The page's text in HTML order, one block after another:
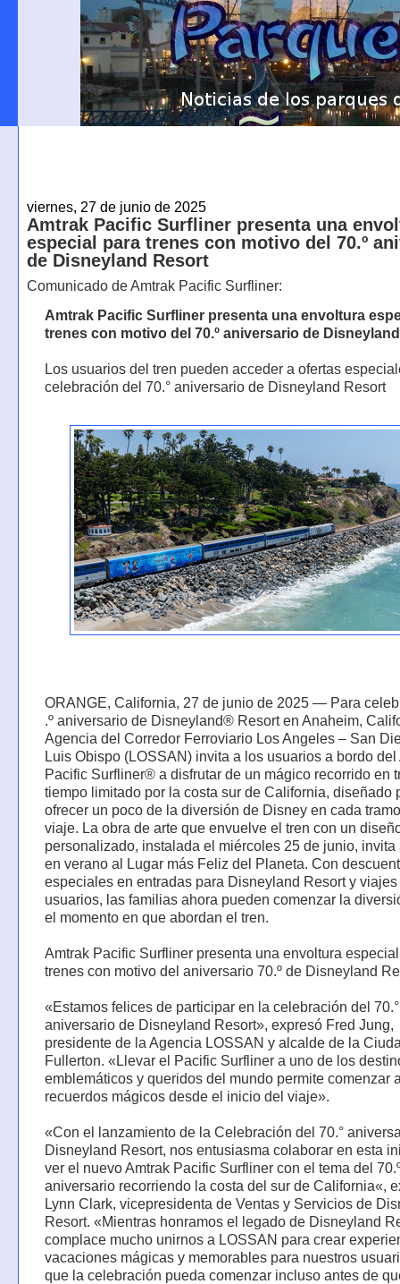
viernes, 27 de junio de 2025
Amtrak Pacific Surfliner presenta una
especial para trenes con motivo del 70.º
de Disneyland Resort
Comunicado de Amtrak Pacific Surfliner:
Amtrak Pacific Surfliner presenta una envoltura
trenes con motivo del 70.º aniversario de
Los usuarios del tren pueden acceder a ofertas
celebración del 70.° aniversario de Disneyland Resort
ORANGE, California, 27 de junio de 2025 — Para
.º aniversario de Disneyland® Resort en Anaheim,
Agencia del Corredor Ferroviario Los Angeles – San
Luis Obispo (LOSSAN) invita a los usuarios a bordo
Pacific Surfliner® a disfrutar de un mágico recorrido en
tiempo limitado por la costa sur de California, diseñado
ofrecer un poco de la diversión de Disney en cada
viaje. La obra de arte que envuelve el tren con un
personalizado, instalada el miércoles 25 de junio, invita
en verano al Lugar más Feliz del Planeta. Con
especiales en entradas para Disneyland Resort y
usuarios, las familias ahora pueden comenzar la
el momento en que abordan el tren.
Amtrak Pacific Surfliner presenta una envoltura
trenes con motivo del aniversario 70.º de Disneyland
«Estamos felices de participar en la celebración del 70.°
aniversario de Disneyland Resort», expresó Fred Jung,
presidente de la Agencia LOSSAN y alcalde de la
Fullerton. «Llevar el Pacific Surfliner a uno de los
emblemáticos y queridos del mundo permite comenzar
recuerdos mágicos desde el inicio del viaje».
«Con el lanzamiento de la Celebración del 70.°
Disneyland Resort, nos entusiasma colaborar en esta
ver el nuevo Amtrak Pacific Surfliner con el tema del
aniversario recorriendo la costa del sur de California«,
Lynn Clark, vicepresidenta de Ventas y Servicios de
Resort. «Mientras honramos el legado de Disneyland
complace mucho unirnos a LOSSAN para crear
vacaciones mágicas y memorables para nuestros
que la celebración pueda comenzar incluso antes de